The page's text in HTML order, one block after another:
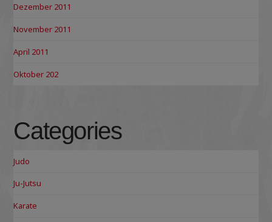
Dezember 2011
November 2011
April 2011
Oktober 202
Categories
Judo
Ju-Jutsu
Karate